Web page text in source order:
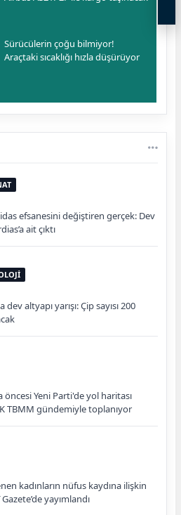
Sürücülerin çoğu bilmiyor!
Araçtaki sıcaklığı hızla düşürüyor
efsanesini değiştiren gerçek: Dev
ait çıktı
dev altyapı yarışı: Çip sayısı 200
öncesi Yeni Parti'de yol haritası
TBMM gündemiyle toplanıyor
kadınların nüfus kaydına ilişkin
yayımlandı